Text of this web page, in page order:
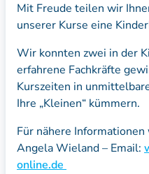
Mit Freude teilen wir
unserer Kurse eine
Wir konnten zwei in der
erfahrene Fachkräfte
Kurszeiten in
Ihre „Kleinen“ kümmern.
Für nähere
Angela Wieland – Email:
online.de